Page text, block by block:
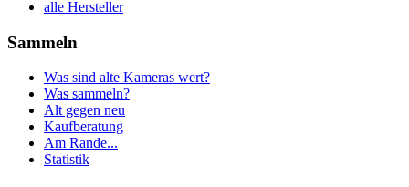
alle Hersteller
Sammeln
Was sind alte Kameras wert?
Was sammeln?
Alt gegen neu
Kaufberatung
Am Rande...
Statistik